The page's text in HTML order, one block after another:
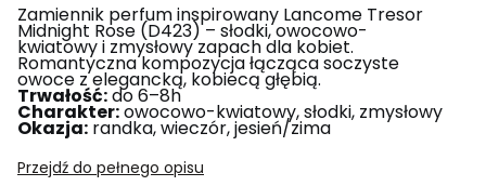
Zamiennik perfum inspirowany Lancome Tresor
Midnight Rose (D423) – słodki, owocowo-
kwiatowy i zmysłowy zapach dla kobiet.
Romantyczna kompozycja łącząca soczyste
owoce z elegancką, kobiecą głębią.
Trwałość:do 6–8h
Charakter:owocowo-kwiatowy, słodki, zmysłowy
Okazja: randka, wieczór, jesień/zima
Przejdź do pełnego opisu